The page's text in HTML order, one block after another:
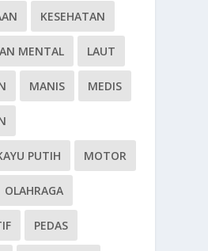
KESEHATAN
MENTAL LAUT
MANIS MEDIS
PUTIH MOTOR
OLAHRAGA
PEDAS